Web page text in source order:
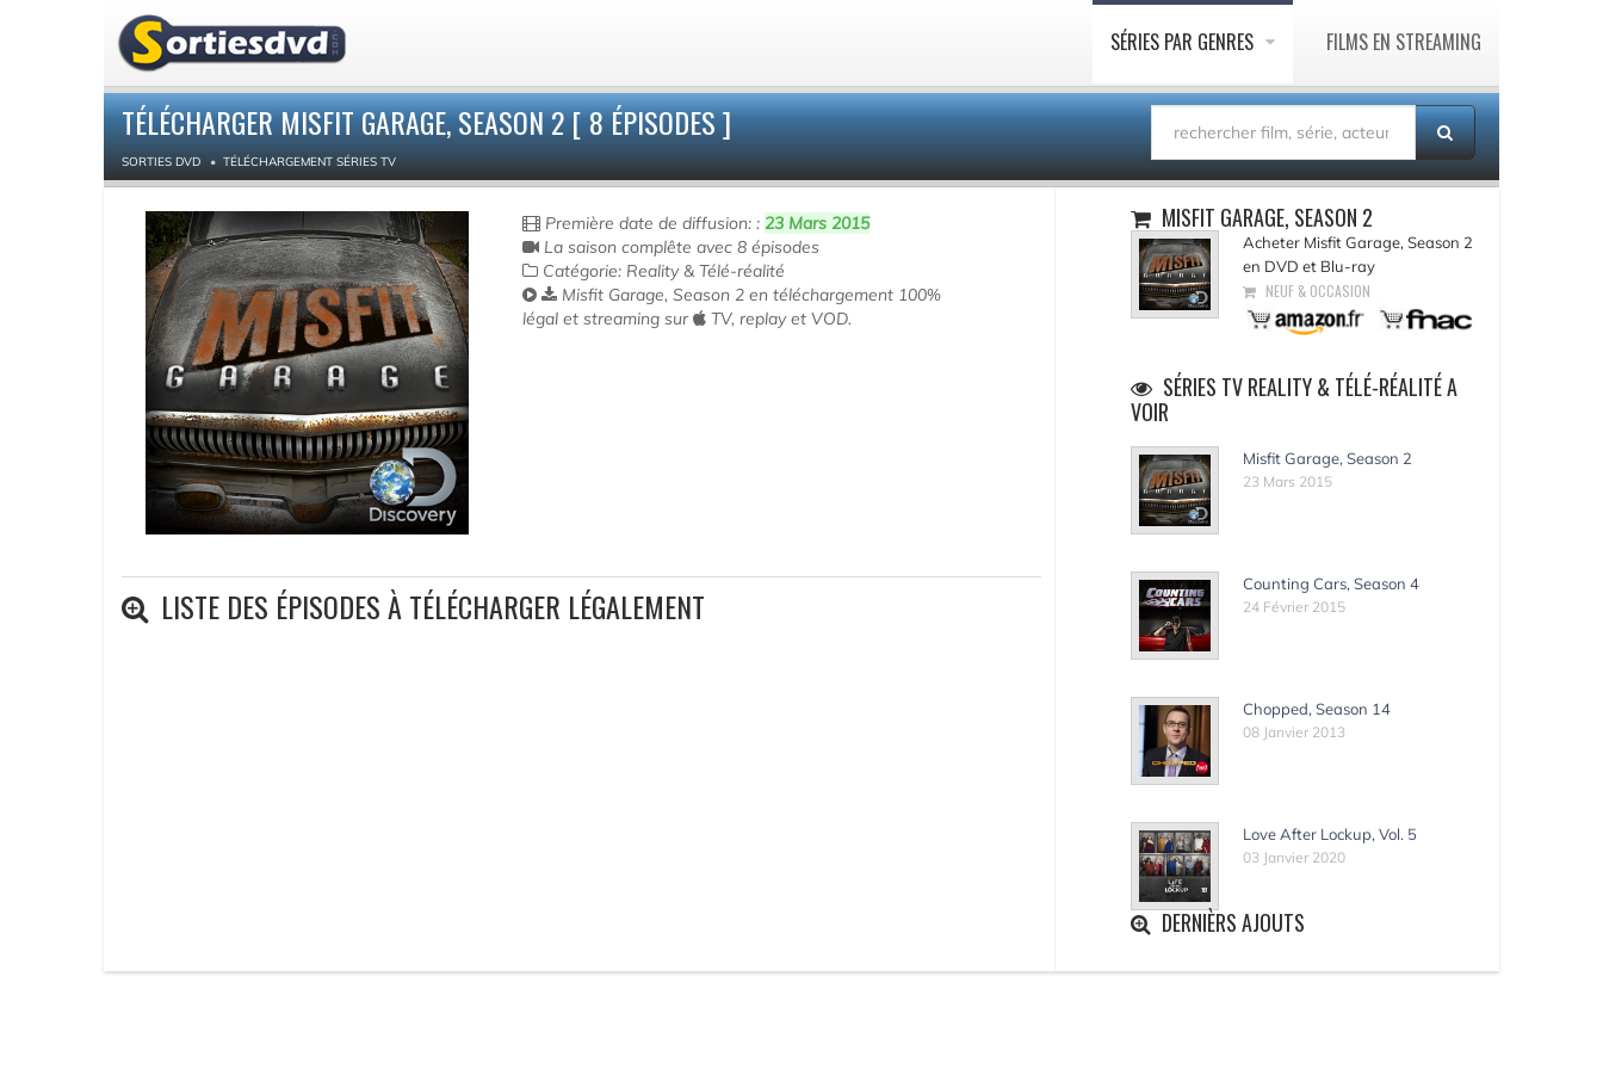
SÉRIES PAR GENRES FILMS EN STREAMING
TÉLÉCHARGER MISFIT GARAGE, SEASON 2 [ 8 ÉPISODES ]
SORTIES DVD TÉLÉCHARGEMENT SÉRIES TV
Première date de diffusion: : 23 Mars 2015
La saison complête avec 8 épisodes
Catégorie: Reality & Télé-réalité
Misfit Garage, Season 2 en téléchargement 100%
légal et streaming sur
TV, replay et VOD.
LISTE DES ÉPISODES À TÉLÉCHARGER LÉGALEMENT
MISFIT GARAGE, SEASON 2
Acheter Misfit Garage, Season 2
en DVD et Blu-ray
NEUF & OCCASION
SÉRIES TV REALITY & TÉLÉ-RÉALITÉ A
VOIR
Misfit Garage, Season 2
23 Mars 2015
Counting Cars, Season 4
24 Février 2015
Chopped, Season 14
08 Janvier 2013
Love After Lockup, Vol. 5
03 Janvier 2020
DERNIÈRS AJOUTS